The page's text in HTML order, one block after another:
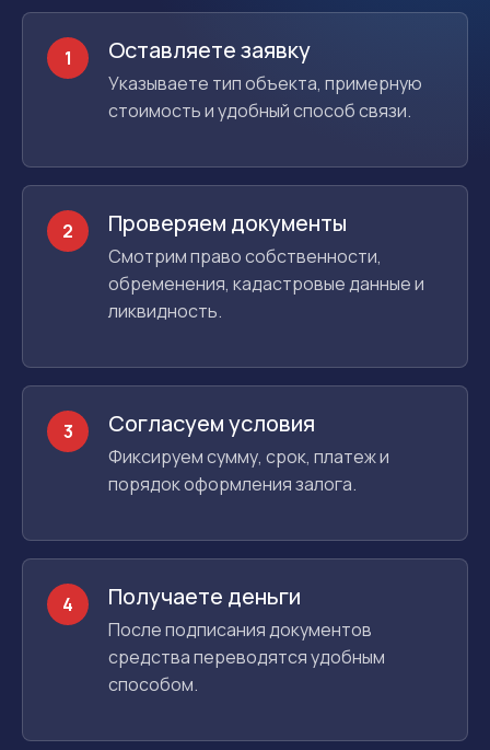
1 Оставляете заявку
Указываете тип объекта, примерную
стоимость и удобный способ связи.
2 Проверяем документы
Смотрим право собственности,
обременения, кадастровые данные и
ликвидность.
3 Согласуем условия
Фиксируем сумму, срок, платеж и
порядок оформления залога.
4 Получаете деньги
После подписания документов
средства переводятся удобным
способом.